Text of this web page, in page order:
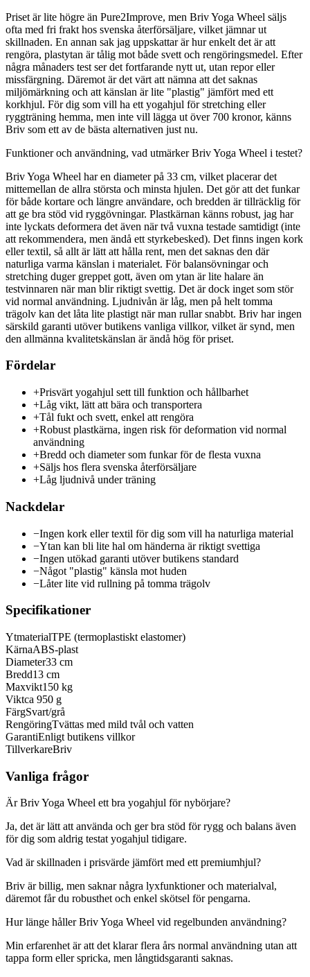
Priset är lite högre än Pure2Improve, men Briv Yoga Wheel säljs
ofta med fri frakt hos svenska återförsäljare, vilket jämnar ut
skillnaden. En annan sak jag uppskattar är hur enkelt det är att
rengöra, plastytan är tålig mot både svett och rengöringsmedel. Efter
några månaders test ser det fortfarande nytt ut, utan repor eller
missfärgning. Däremot är det värt att nämna att det saknas
miljömärkning och att känslan är lite "plastig" jämfört med ett
korkhjul. För dig som vill ha ett yogahjul för stretching eller
ryggträning hemma, men inte vill lägga ut över 700 kronor, känns
Briv som ett av de bästa alternativen just nu.
Funktioner och användning, vad utmärker Briv Yoga Wheel i testet?
Briv Yoga Wheel har en diameter på 33 cm, vilket placerar det
mittemellan de allra största och minsta hjulen. Det gör att det funkar
för både kortare och längre användare, och bredden är tillräcklig för
att ge bra stöd vid ryggövningar. Plastkärnan känns robust, jag har
inte lyckats deformera det även när två vuxna testade samtidigt (inte
att rekommendera, men ändå ett styrkebesked). Det finns ingen kork
eller textil, så allt är lätt att hålla rent, men det saknas den där
naturliga varma känslan i materialet. För balansövningar och
stretching duger greppet gott, även om ytan är lite halare än
testvinnaren när man blir riktigt svettig. Det är dock inget som stör
vid normal användning. Ljudnivån är låg, men på helt tomma
trägolv kan det låta lite plastigt när man rullar snabbt. Briv har ingen
särskild garanti utöver butikens vanliga villkor, vilket är synd, men
den allmänna kvalitetskänslan är ändå hög för priset.
Fördelar
+Prisvärt yogahjul sett till funktion och hållbarhet
+Låg vikt, lätt att bära och transportera
+Tål fukt och svett, enkel att rengöra
+Robust plastkärna, ingen risk för deformation vid normal
användning
+Bredd och diameter som funkar för de flesta vuxna
+Säljs hos flera svenska återförsäljare
+Låg ljudnivå under träning
Nackdelar
−Ingen kork eller textil för dig som vill ha naturliga material
−Ytan kan bli lite hal om händerna är riktigt svettiga
−Ingen utökad garanti utöver butikens standard
−Något "plastig" känsla mot huden
−Låter lite vid rullning på tomma trägolv
Specifikationer
YtmaterialTPE (termoplastiskt elastomer)
KärnaABS-plast
Diameter33 cm
Bredd13 cm
Maxvikt150 kg
Viktca 950 g
FärgSvart/grå
RengöringTvättas med mild tvål och vatten
GarantiEnligt butikens villkor
TillverkareBriv
Vanliga frågor
Är Briv Yoga Wheel ett bra yogahjul för nybörjare?
Ja, det är lätt att använda och ger bra stöd för rygg och balans även
för dig som aldrig testat yogahjul tidigare.
Vad är skillnaden i prisvärde jämfört med ett premiumhjul?
Briv är billig, men saknar några lyxfunktioner och materialval,
däremot får du robusthet och enkel skötsel för pengarna.
Hur länge håller Briv Yoga Wheel vid regelbunden användning?
Min erfarenhet är att det klarar flera års normal användning utan att
tappa form eller spricka, men långtidsgaranti saknas.